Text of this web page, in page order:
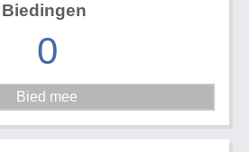
Biedingen
0